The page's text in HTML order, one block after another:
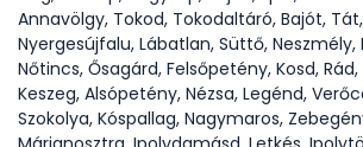
Annavölgy, Tokod, Tokodaltáró, Bajót,
Nyergesújfalu, Lábatlan, Süttő,
Nőtincs, Ősagárd, Felsőpetény, Kosd,
Keszeg, Alsópetény, Nézsa, Legénd,
Szokolya, Kóspallag, Nagymaros,